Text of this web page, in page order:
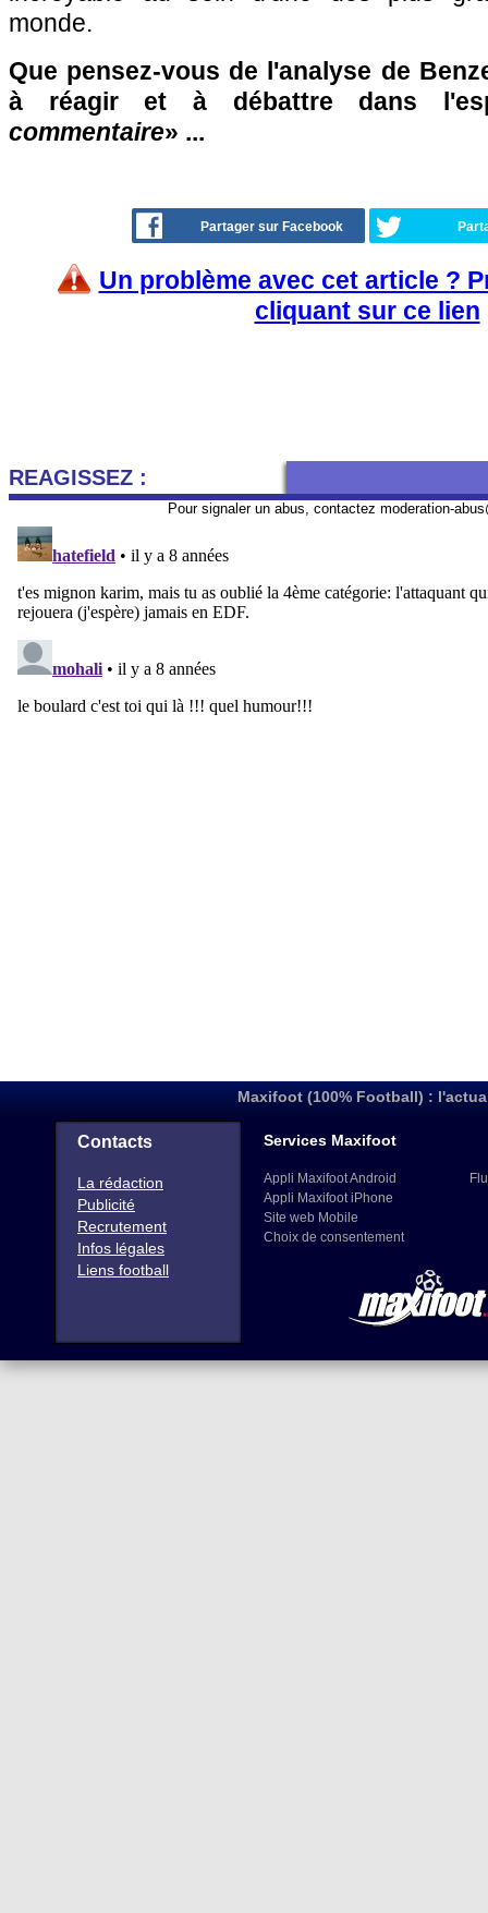
monde.
Que pensez-vous de l'analyse de
à réagir et à débattre dans
commentaire» ...
Partager sur Facebook
Un problème avec cet article ?
cliquant sur ce lien
REAGISSEZ :
Pour signaler un abus, contactez moderation-
Maxifoot (100% Football) :
Contacts
La rédaction
Publicité
Recrutement
Infos légales
Liens football
Services Maxifoot
Appli Maxifoot Android
Appli Maxifoot iPhone
Site web Mobile
Choix de consentement